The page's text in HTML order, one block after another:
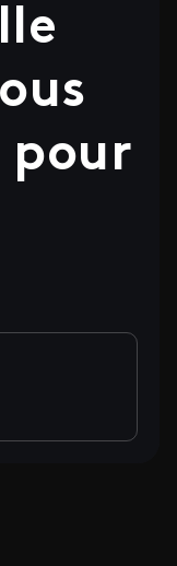
pour
pour France Télévisions'
pour France
les records pour France